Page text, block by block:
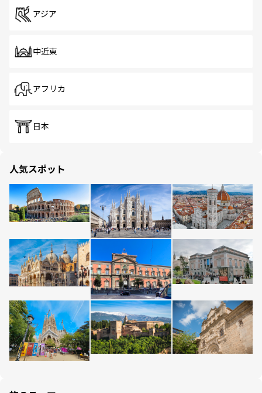
アジア
中近東
アフリカ
日本
人気スポット